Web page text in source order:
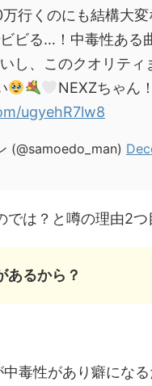
万行くのにも結構大
ビる…！中毒性ある
し、このクオリティ
NEXZちゃん
ugyehR7lw8
(@samoedo_man)
では？と噂の理由2つ
あるから？
毒性があり癖にな